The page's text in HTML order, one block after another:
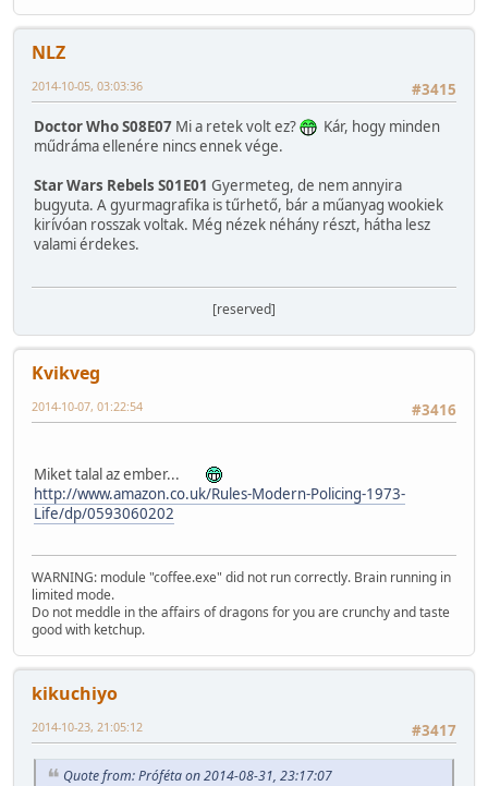
NLZ
#3415
2014-10-05, 03:03:36
Doctor Who S08E07 Mi a retek volt ez?
Kár, hogy minden
műdráma ellenére nincs ennek vége.
Star Wars Rebels S01E01 Gyermeteg, de nem annyira
bugyuta. A gyurmagrafika is tűrhető, bár a műanyag wookiek
kirívóan rosszak voltak. Még nézek néhány részt, hátha lesz
valami érdekes.
[reserved]
Kvikveg
#3416
2014-10-07, 01:22:54
Miket talal az ember...
http://www.amazon.co.uk/Rules-Modern-Policing-1973-
Life/dp/0593060202
WARNING: module "coffee.exe" did not run correctly. Brain running in
limited mode.
Do not meddle in the affairs of dragons for you are crunchy and taste
good with ketchup.
kikuchiyo
#3417
2014-10-23, 21:05:12
Quote from: Próféta on 2014-08-31, 23:17:07